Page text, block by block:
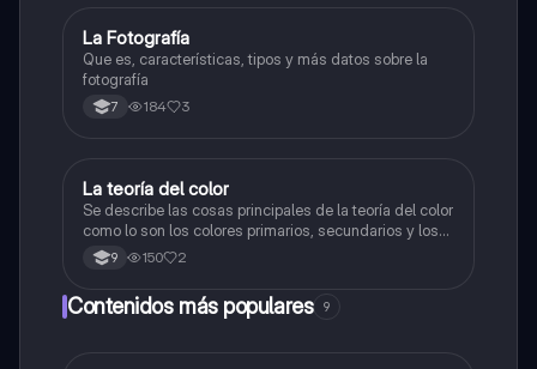
Artes
La Fotografía
Que es, características, tipos y más datos sobre la
fotografía
7 184 3
Artes
La teoría del color
Se describe las cosas principales de la teoría del color
como lo son los colores primarios, secundarios y los
colores cálidos y fríos es un resumen y sus ejemplos
9 150 2
Contenidos más populares 9